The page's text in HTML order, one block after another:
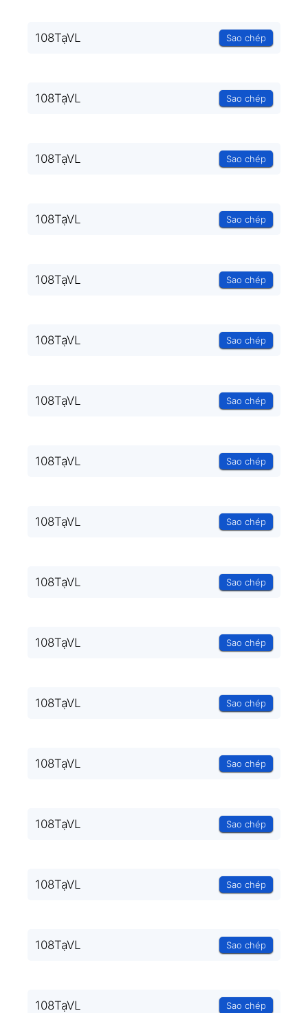
108TạVL Sao chép
108TạVL Sao chép
108TạVL Sao chép
108TạVL Sao chép
108TạVL Sao chép
108TạVL Sao chép
108TạVL Sao chép
108TạVL Sao chép
108TạVL Sao chép
108TạVL Sao chép
108TạVL Sao chép
108TạVL Sao chép
108TạVL Sao chép
108TạVL Sao chép
108TạVL Sao chép
108TạVL Sao chép
108TạVL Sao chép